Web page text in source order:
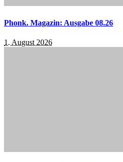
Phonk. Magazin: Ausgabe 08.26
1. August 2026